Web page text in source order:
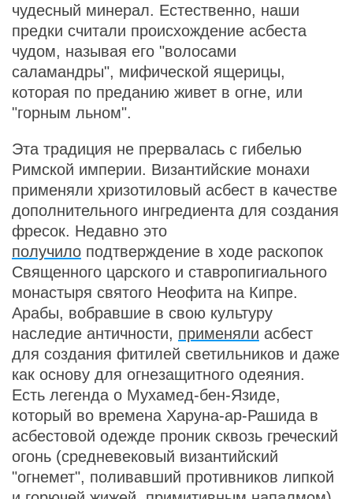
чудесный минерал. Естественно, наши
предки считали происхождение асбеста
чудом, называя его "волосами
саламандры", мифической ящерицы,
которая по преданию живет в огне, или
"горным льном".
Эта традиция не прервалась с гибелью
Римской империи. Византийские монахи
применяли хризотиловый асбест в качестве
дополнительного ингредиента для создания
фресок. Недавно это
получило подтверждение в ходе раскопок
Священного царского и ставропигиального
монастыря святого Неофита на Кипре.
Арабы, вобравшие в свою культуру
наследие античности, применяли асбест
для создания фитилей светильников и даже
как основу для огнезащитного одеяния.
Есть легенда о Мухамед-бен-Язиде,
который во времена Харуна-ар-Рашида в
асбестовой одежде проник сквозь греческий
огонь (средневековый византийский
"огнемет", поливавший противников липкой